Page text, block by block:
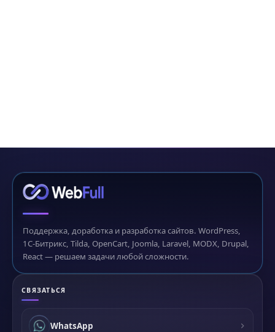
Поддержка, доработка и разработка сайтов. WordPress,
1С-Битрикс, Tilda, OpenCart, Joomla, Laravel, MODX, Drupal,
React — решаем задачи любой сложности.
СВЯЗАТЬСЯ
WhatsApp